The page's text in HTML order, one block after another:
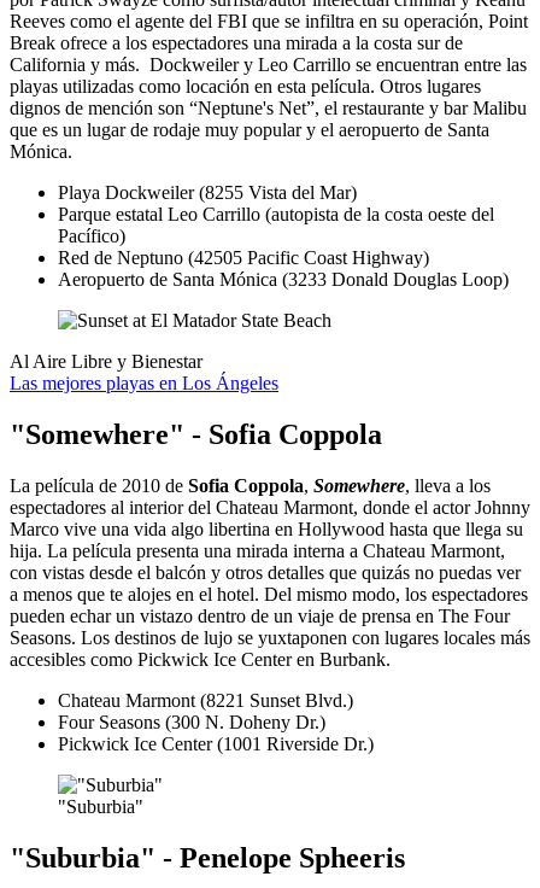
Reeves como el agente del FBI que se infiltra en su operación, Point
Break ofrece a los espectadores una mirada a la costa sur de
California y más. Dockweiler y Leo Carrillo se encuentran entre las
playas utilizadas como locación en esta película. Otros lugares
dignos de mención son “Neptune's Net”, el restaurante y bar Malibu
que es un lugar de rodaje muy popular y el aeropuerto de Santa
Mónica.
Playa Dockweiler (8255 Vista del Mar)
Parque estatal Leo Carrillo (autopista de la costa oeste del
Pacífico)
Red de Neptuno (42505 Pacific Coast Highway)
Aeropuerto de Santa Mónica (3233 Donald Douglas Loop)
Al Aire Libre y Bienestar
Las mejores playas en Los Ángeles
"Somewhere" - Sofia Coppola
La película de 2010 de Sofia Coppola, Somewhere, lleva a los
espectadores al interior del Chateau Marmont, donde el actor Johnny
Marco vive una vida algo libertina en Hollywood hasta que llega su
hija. La película presenta una mirada interna a Chateau Marmont,
con vistas desde el balcón y otros detalles que quizás no puedas ver
a menos que te alojes en el hotel. Del mismo modo, los espectadores
pueden echar un vistazo dentro de un viaje de prensa en The Four
Seasons. Los destinos de lujo se yuxtaponen con lugares locales más
accesibles como Pickwick Ice Center en Burbank.
Chateau Marmont (8221 Sunset Blvd.)
Four Seasons (300 N. Doheny Dr.)
Pickwick Ice Center (1001 Riverside Dr.)
"Suburbia"
"Suburbia" - Penelope Spheeris